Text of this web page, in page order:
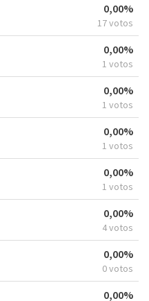
0,00%
17 votos
0,00%
1 votos
0,00%
1 votos
0,00%
1 votos
0,00%
1 votos
0,00%
4 votos
0,00%
0 votos
0,00%